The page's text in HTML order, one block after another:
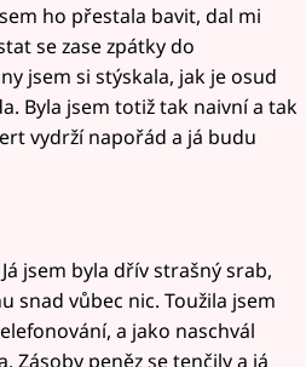
ho přestala bavit, dal mi
se zase zpátky do
jsem si stýskala, jak je osud
Byla jsem totiž tak naivní a tak
vydrží napořád a já budu
jsem byla dřív strašný srab,
snad vůbec nic. Toužila jsem
a jako naschvál
Zásoby peněz se tenčily a já